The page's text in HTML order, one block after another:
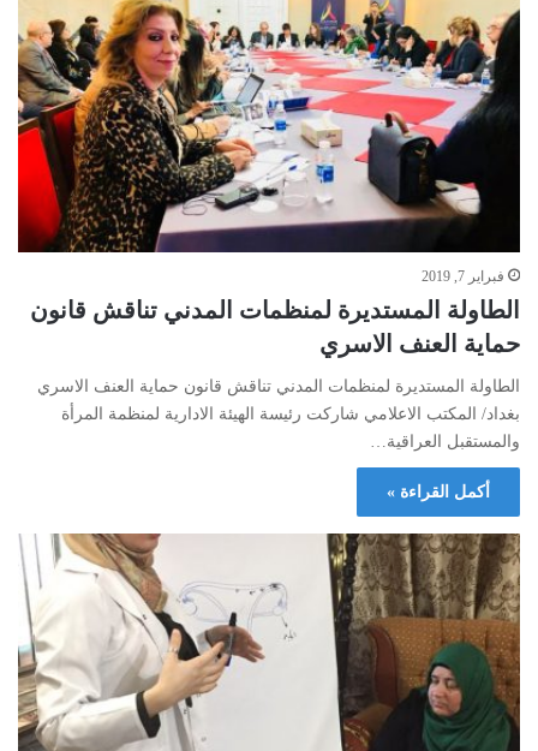
فبراير 7, 2019
الطاولة المستديرة لمنظمات المدني تناقش قانون
حماية العنف الاسري
الطاولة المستديرة لمنظمات المدني تناقش قانون حماية العنف الاسري
بغداد/ المكتب الاعلامي شاركت رئيسة الهيئة الادارية لمنظمة المرأة
والمستقبل العراقية…
أكمل القراءة »